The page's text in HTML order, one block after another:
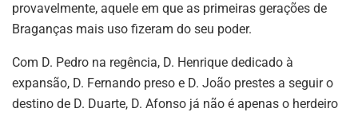
provavelmente, aquele em que as primeiras gerações de
Braganças mais uso fizeram do seu poder.
Com D. Pedro na regência, D. Henrique dedicado à
expansão, D. Fernando preso e D. João prestes a seguir o
destino de D. Duarte, D. Afonso já não é apenas o herdeiro